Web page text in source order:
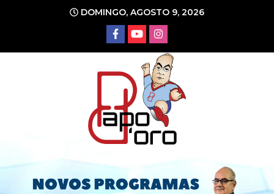
conteúdo
DOMINGO, AGOSTO 9, 2026